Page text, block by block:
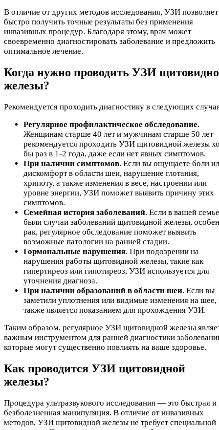
В отличие от других методов исследования, УЗИ позволяет
быстро получить точные результаты без применения
инвазивных процедур. Благодаря этому, врач может
своевременно диагностировать заболевание и предложить
оптимальное лечение.
Когда нужно проводить УЗИ
железы?
Рекомендуется проходить диагностику в следующих
Регулярное профилактическое обследование.
Женщинам старше 40 лет и мужчинам старше 50 лет
рекомендуется проходить УЗИ щитовидной железы
бы раз в 1-2 года, даже если нет явных симптомов.
При наличии симптомов. Если вы ощущаете боли
дискомфорт в области шеи, нарушение глотания,
хрипоту, а также изменения в весе, настроении или
уровне энергии, УЗИ поможет выявить причину этих
симптомов.
Семейная история заболеваний. Если в вашей семье
были случаи заболеваний щитовидной железы,
рак, регулярное обследование поможет выявить
возможные патологии на ранней стадии.
Гормональные нарушения. При подозрении на
нарушения работы щитовидной железы, такие как
гипертиреоз или гипотиреоз, УЗИ используется для
уточнения диагноза.
При наличии образований в области шеи. Если вы
заметили уплотнения или видимые изменения на шее,
также является показанием для прохождения УЗИ.
Таким образом, регулярное УЗИ щитовидной железы
важным инструментом для ранней диагностики
которые могут существенно повлиять на ваше здоровье.
Как проводится УЗИ щитовидной
железы?
Процедура ультразвукового исследования — это быстрая и
безболезненная манипуляция. В отличие от инвазивных
методов, УЗИ щитовидной железы не требует специальной